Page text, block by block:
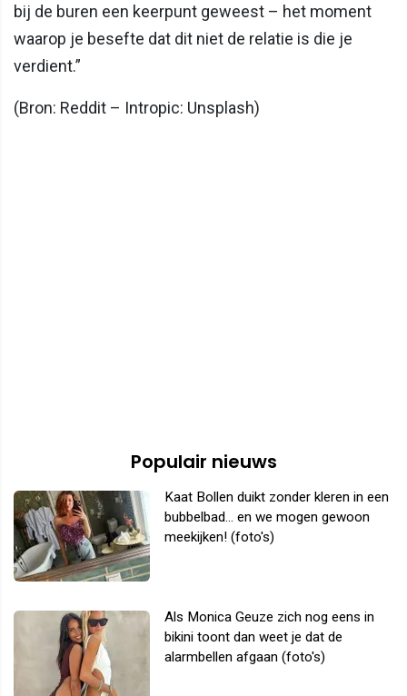
bij de buren een keerpunt geweest – het moment
waarop je besefte dat dit niet de relatie is die je
verdient.”
(Bron: Reddit – Intropic: Unsplash)
Populair nieuws
Kaat Bollen duikt zonder kleren in een
bubbelbad... en we mogen gewoon
meekijken! (foto's)
Als Monica Geuze zich nog eens in
bikini toont dan weet je dat de
alarmbellen afgaan (foto's)